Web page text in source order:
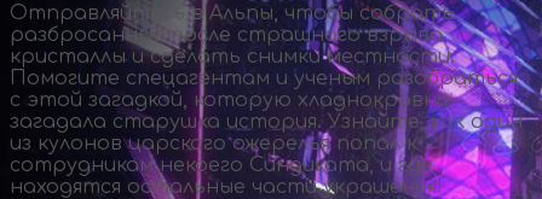
Отправляйтесь в Альпы, чтобы собрать
разбросанные после страшного взрыва
кристаллы и сделать снимки местности.
Помогите спецагентам и ученым разобраться
с этой загадкой, которую хладнокровно
загадала старушка история. Узнайте, как один
из кулонов царского ожерелья попал к
сотрудникам некоего Синдиката, и где
находятся остальные части украшения!